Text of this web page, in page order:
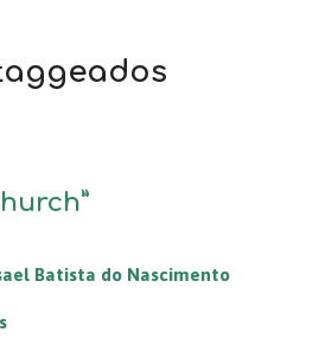
Batista do Nascimento